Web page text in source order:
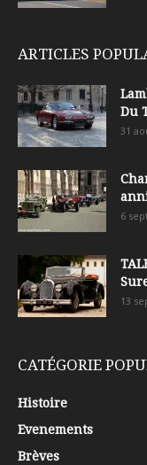
ARTICLES
Du
31
6
13
CATÉGORIE
Histoire
Evenements
Brèves